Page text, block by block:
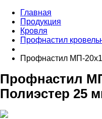
Главная
Продукция
Кровля
Профнастил
Профнастил МП-
Профнастил
Полиэстер 25